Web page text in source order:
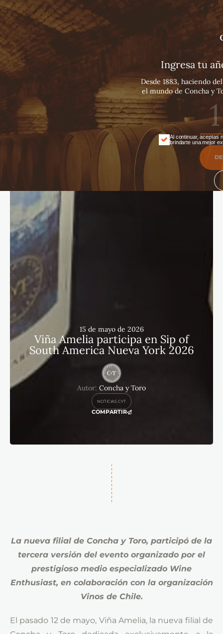
Ingresa tu
Desde 1883, haciendo
el mundo de Concha y
Al continuar, aceptas
brindarte una mejor
15 de mayo de 2026
Viña Amelia participa en Sip of
South America Nueva York 2026
Autor: Concha y Toro
NOTICIAS CYT
COMPARTIR
La nueva filial de Concha y Toro, participó de la
tercera versión del evento organizado por el
prestigioso medio especializado Wine
Enthusiast, en colaboración con la organización
Vinos de Chile.
El pasado 12 de mayo, Viña Amelia, la nueva filial de